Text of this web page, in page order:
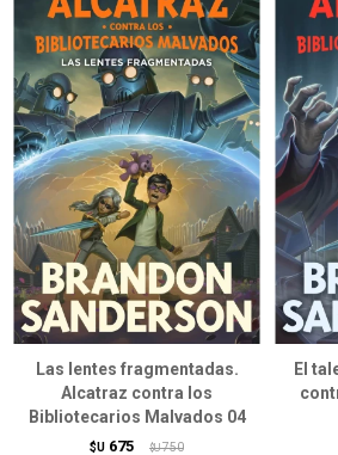
Las lentes fragmentadas.
Alcatraz contra los
Bibliotecarios Malvados 04
$U 675 $U 750
El